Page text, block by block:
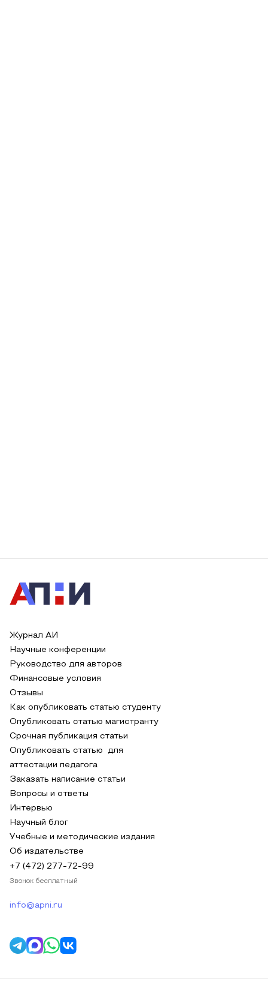
Журнал АИ
Научные конференции
Руководство для авторов
Финансовые условия
Отзывы
Как опубликовать статью студенту
Опубликовать статью магистранту
Срочная публикация статьи
Опубликовать статью для
аттестации педагога
Заказать написание статьи
Вопросы и ответы
Интервью
Научный блог
Учебные и методические издания
Об издательстве
+7 (472) 277-72-99
Звонок бесплатный
info@apni.ru